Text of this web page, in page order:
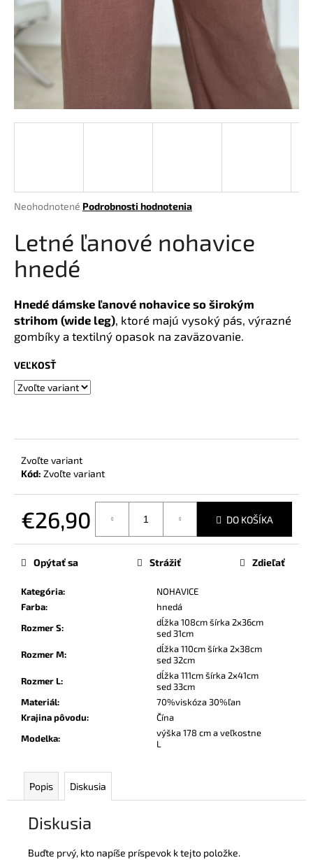
Priemerné
produktu
0,0
z
hviezdičiek.
Neohodnotené Podrobnosti hodnotenia
Letné ľanové nohavice
hnedé
Hnedé dámske ľanové nohavice so širokým
strihom (wide leg), ktoré majú vysoký pás, výrazné
gombíky a textilný opasok na zaväzovanie.
VEĽKOSŤ
Zvoľte variant
Kód: Zvoľte variant
€26,90 DO KOŠÍKA
Kategória:
NOHAVICE
Farba:
hnedá
Rozmer S:
dĺžka 108cm šírka 2x36cm
sed 31cm
Rozmer M:
dĺžka 110cm šírka 2x38cm
sed 32cm
Rozmer L:
dĺžka 111cm šírka 2x41cm
sed 33cm
Materiál:
70%viskóza 30%ľan
Krajina pôvodu:
Čína
Modelka:
výška 178 cm a veľkostne
L
Opýtať sa Strážiť Zdieľať
Popis Diskusia
Diskusia
Buďte prvý, kto napíše príspevok k tejto položke.
á
j
s
d
p
o
ú
č
a
m
e